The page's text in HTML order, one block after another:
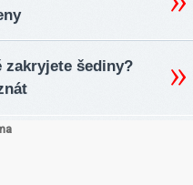
zakryjete šediny?